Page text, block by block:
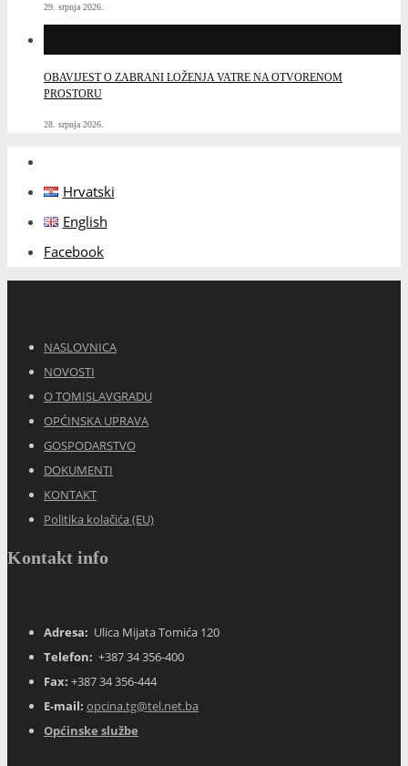
29. srpnja 2026.
OBAVIJEST O ZABRANI LOŽENJA VATRE NA OTVORENOM
PROSTORU
28. srpnja 2026.
Hrvatski
English
Facebook
NASLOVNICA
NOVOSTI
O TOMISLAVGRADU
OPĆINSKA UPRAVA
GOSPODARSTVO
DOKUMENTI
KONTAKT
Politika kolačića (EU)
Kontakt info
Adresa: Ulica Mijata Tomića 120
Telefon: +387 34 356-400
Fax: +387 34 356-444
E-mail: opcina.tg@tel.net.ba
Općinske službe